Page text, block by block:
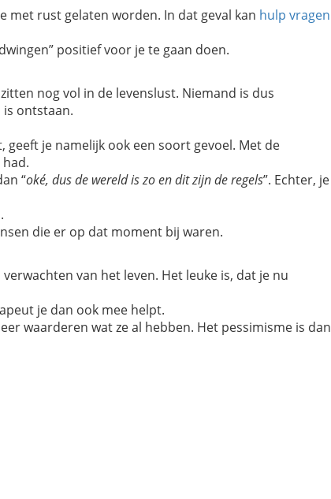
met rust gelaten worden. In dat geval kan hulp vragen
positief voor je te gaan doen.
nog vol in de levenslust. Niemand is dus
ontstaan.
je namelijk ook een soort gevoel. Met de
“oké, dus de wereld is zo en dit zijn de regels”. Echter, je
die er op dat moment bij waren.
van het leven. Het leuke is, dat je nu
je dan ook mee helpt.
waarderen wat ze al hebben. Het pessimisme is dan